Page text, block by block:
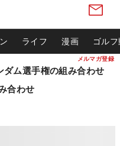
メルマガ登録
ライフ 漫画 ゴル
ム選手権の組み合わせ
合わせ